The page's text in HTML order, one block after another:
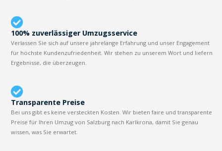
100% zuverlässiger Umzugsservice
Verlassen Sie sich auf unsere jahrelange Erfahrung und unser Engagement
für höchste Kundenzufriedenheit. Wir stehen zu unserem Wort und liefern
Ergebnisse, die überzeugen.
Transparente Preise
Bei uns gibt es keine versteckten Kosten. Wir bieten faire und transparente
Preise für Ihren Umzug von Salzburg nach Karlkrona, damit Sie genau
wissen, was Sie erwartet.